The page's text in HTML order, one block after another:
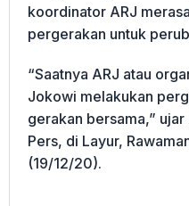
koordinator ARJ
pergerakan untuk
“Saatnya ARJ atau
Jokowi melakukan
gerakan bersama,”
Pers, di Layur,
(19/12/20).